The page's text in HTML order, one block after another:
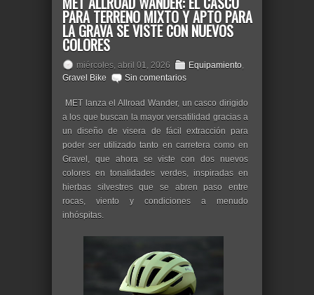
PARA TERRENO MIXTO Y APTO PARA
LA GRAVA SE VISTE CON NUEVOS
COLORES
miércoles, abril 01, 2026 Equipamiento,
Gravel Bike
Sin comentarios
MET lanza el Allroad Wander, un casco dirigido
a los que buscan la mayor versatilidad gracias a
un diseño de visera de fácil extracción para
poder ser utilizado tanto en carretera como en
Gravel, que ahora se viste con dos nuevos
colores en tonalidades verdes, inspiradas en
hierbas silvestres que se abren paso entre
rocas, viento y condiciones a menudo
inhóspitas.